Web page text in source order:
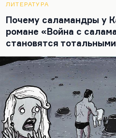
и руководствуется этим.
замученные звери сидят у
«Разве мы не люди?» Нет,
глаза так страшно
ЛИТЕРАТУРА
Почему саламандры у
романе «Война с
становятся